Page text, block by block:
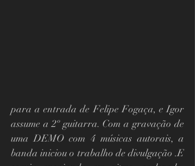
para a entrada de Felipe Fogaça, e Igor
assume a 2º guitarra. Com a gravação de
uma DEMO com 4 músicas autorais, a
banda iniciou o trabalho de divulgação .E